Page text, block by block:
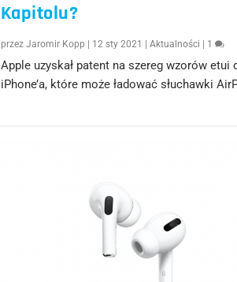
Kapitolu?
przez Jaromir Kopp | 12 sty 2021 | Aktualności | 1
Apple uzyskał patent na szereg wzorów etui
iPhone’a, które może ładować słuchawki